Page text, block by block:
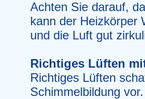
Achten Sie darauf,
kann der Heizkörper
und die Luft gut
Richtiges Lüften
Richtiges Lüften
Schimmelbildung